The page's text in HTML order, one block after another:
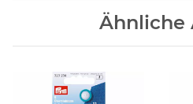
Ähnliche